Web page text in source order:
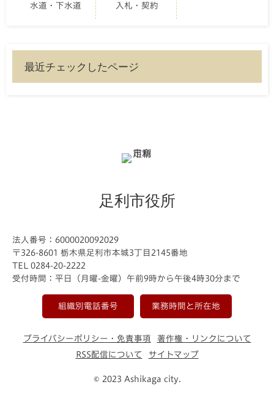
水道・下水道 入札・契約
最近チェックしたページ
足利市役所
法人番号：6000020092029
〒326-8601 栃木県足利市本城3丁目2145番地
TEL 0284-20-2222
受付時間：平日（月曜-金曜）午前9時から午後4時30分まで
組織別電話番号 業務時間と所在地
プライバシーポリシー・免責事項
著作権・リンクについて
RSS配信について
サイトマップ
© 2023 Ashikaga city.